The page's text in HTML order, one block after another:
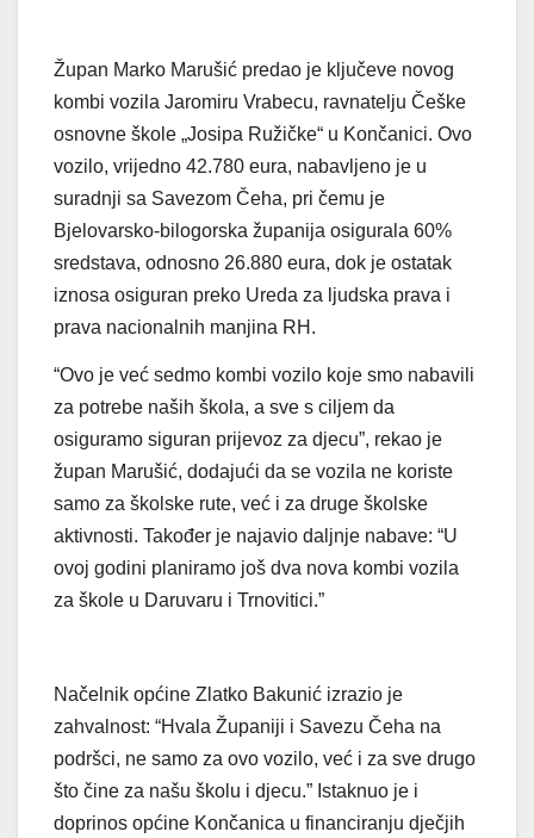
Župan Marko Marušić predao je ključeve novog
kombi vozila Jaromiru Vrabecu, ravnatelju Češke
osnovne škole „Josipa Ružičke“ u Končanici. Ovo
vozilo, vrijedno 42.780 eura, nabavljeno je u
suradnji sa Savezom Čeha, pri čemu je
Bjelovarsko-bilogorska županija osigurala 60%
sredstava, odnosno 26.880 eura, dok je ostatak
iznosa osiguran preko Ureda za ljudska prava i
prava nacionalnih manjina RH.
“Ovo je već sedmo kombi vozilo koje smo nabavili
za potrebe naših škola, a sve s ciljem da
osiguramo siguran prijevoz za djecu”, rekao je
župan Marušić, dodajući da se vozila ne koriste
samo za školske rute, već i za druge školske
aktivnosti. Također je najavio daljnje nabave: “U
ovoj godini planiramo još dva nova kombi vozila
za škole u Daruvaru i Trnovitici.”
Načelnik općine Zlatko Bakunić izrazio je
zahvalnost: “Hvala Županiji i Savezu Čeha na
podršci, ne samo za ovo vozilo, već i za sve drugo
što čine za našu školu i djecu.” Istaknuo je i
doprinos općine Končanica u financiranju dječjih